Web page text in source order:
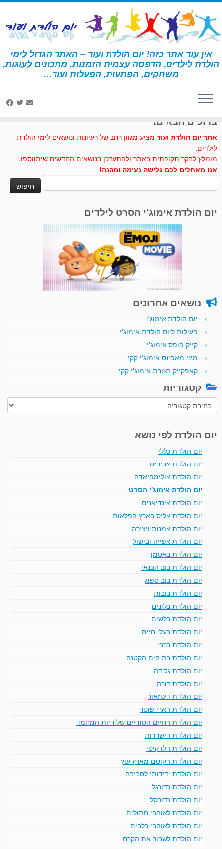
דלג
לתוכן
אין עוד אתר כזה! יום הולדת ועוד – האתר הגדול לימי
הולדת לילדים, הדפסה עצמית הזמנות, מתכונים לעוגות,
משחקים, הפתעות, הפעלות ועוד… דף הבית » רקדנית » פעילות ומשחקים - רקדנית » חידון בלט
ברוכים הבאים!
אתר יום הולדת ועוד מציע מגוון רחב של רעיונות ונושאים לימי הולדת
לילדים.
מומלץ לבקר תקופתית באתר ולהתעדכן בנושאים החדשים שיתווספו.
אנו מאחלים לכם גלישה נעימה ומהנה!
יום הולדת אימוג'י הסרט לילדים
נושאים אחרונים
יום הולדת אימוג'י
פעילות ליום הולדת אימוג'י
קייק פופס אימוג'י
מיני מאפינס אימוג'י קקי
קאפקייק בצורת אימוג'י קקי
קטגוריות
קטגוריות
יום הולדת לפי נושא
יום הולדת כללי
יום הולדת אבירים
יום הולדת אולימפיאדה
יום הולדת אימוג'י הסרט
יום הולדת אינדיאנים
יום הולדת אליס בארץ הפלאות
יום הולדת אמנות ויצירה
יום הולדת אפייה ובישול
יום הולדת באטמן
יום הולדת בוב הבנאי
יום הולדת בוב ספוג
יום הולדת בובות
יום הולדת בלונים
יום הולדת בלשים
יום הולדת בעלי חיים
יום הולדת ברבי
יום הולדת בת הים הקטנה
יום הולדת גלידה
יום הולדת דורה
יום הולדת דינוזאור
יום הולדת הארי פוטר
יום הולדת החיים הסודיים של חיות המחמד
יום הולדת הישרדות
יום הולדת הלו קיטי
יום הולדת הקוסם מארץ עוץ
יום הולדת ידידותי לסביבה
יום הולדת כדורגל
יום הולדת כדורסל
יום הולדת לאוהבי חתולים
יום הולדת לאוהבי כלבים
יום הולדת לשבור את הקרח